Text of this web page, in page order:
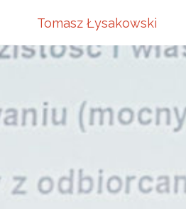
Tomasz Łysakowski